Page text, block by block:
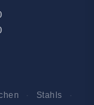
Stahls